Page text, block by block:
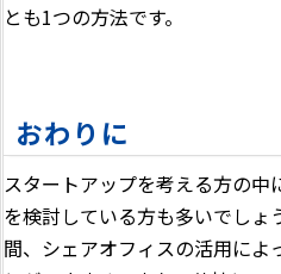
とも1つの方法です。
おわりに
スタートアップを考える方の
を検討している方も多いでしょ
間、シェアオフィスの活用によ